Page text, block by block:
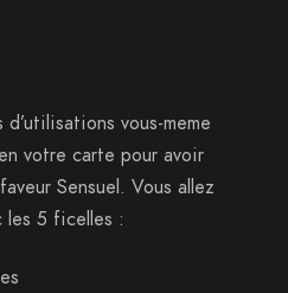
vous-meme
votre carte pour avoir
Sensuel. Vous allez
les 5 ficelles :